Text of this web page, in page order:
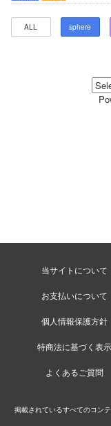
ALL sphere
当サイトについて
お支払いについて
個人情報保護方針
特商法に基づく表示
よくあるご質問
掲載されているすべてのコン